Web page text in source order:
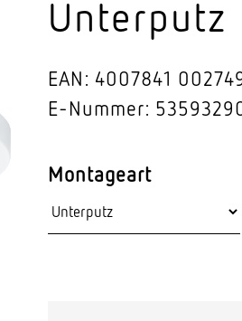
Video-Sensorik
Unterputz
EAN: 4007841
E-Nummer:
Montageart